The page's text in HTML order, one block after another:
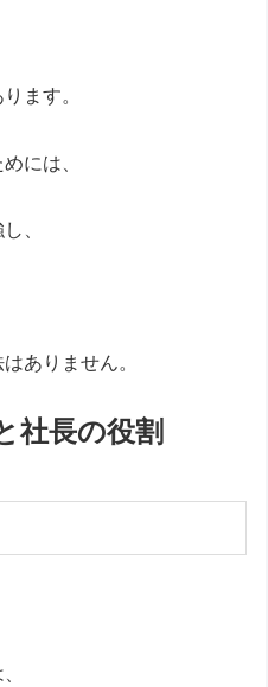
ます。
には、
、
ありません。
社長の役割